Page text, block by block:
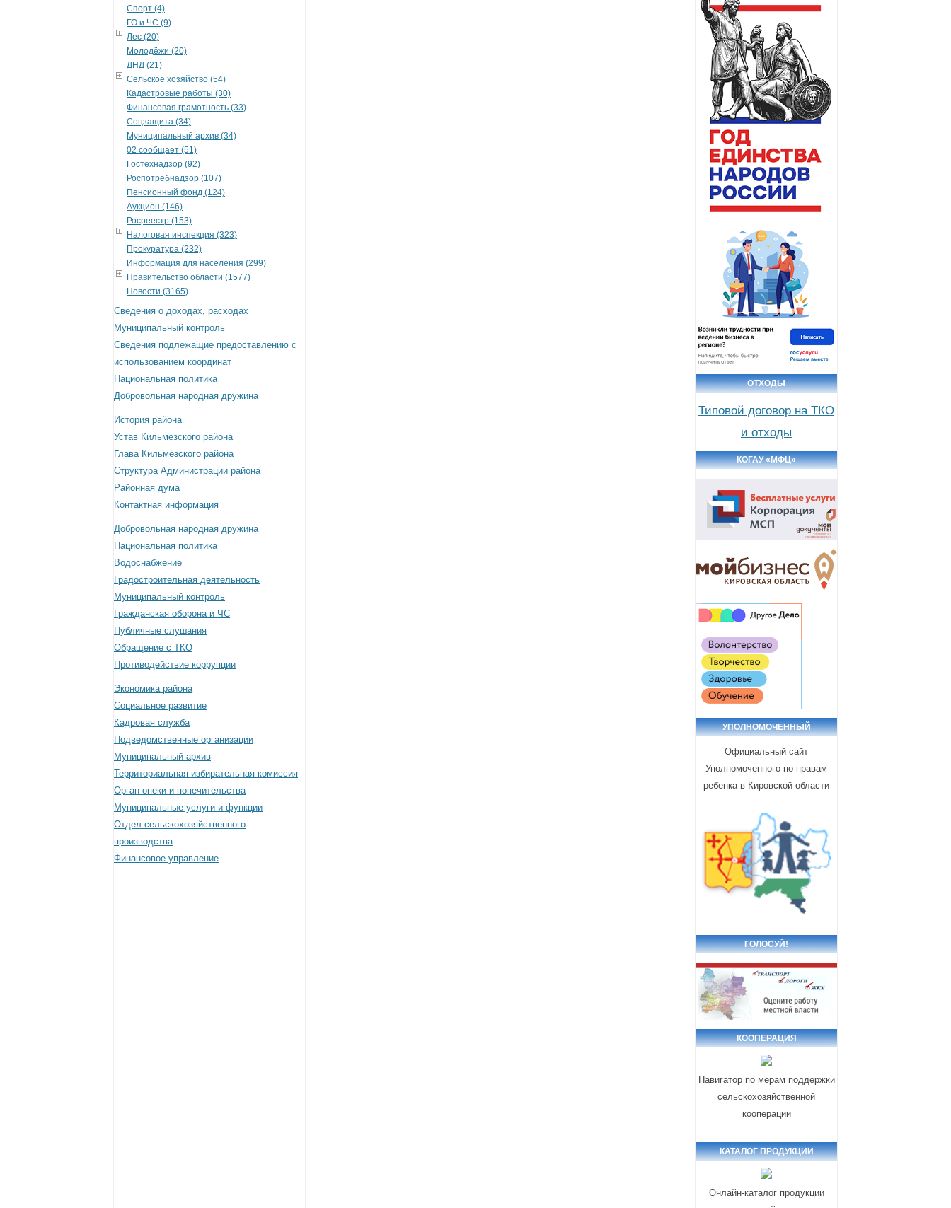
Спорт (4)
ГО и ЧС (9)
Лес (20)
Молодёжи (20)
ДНД (21)
Сельское хозяйство (54)
Кадастровые работы (30)
Финансовая грамотность (33)
Соцзащита (34)
Муниципальный архив (34)
02 сообщает (51)
Гостехнадзор (92)
Роспотребнадзор (107)
Пенсионный фонд (124)
Аукцион (146)
Росреестр (153)
Налоговая инспекция (323)
Прокуратура (232)
Информация для населения (299)
Правительство области (1577)
Новости (3165)
Сведения о доходах, расходах
Муниципальный контроль
Сведения подлежащие предоставлению с
использованием координат
Национальная политика
Добровольная народная дружина
История района
Устав Кильмезского района
Глава Кильмезского района
Структура Администрации района
Районная дума
Контактная информация
Добровольная народная дружина
Национальная политика
Водоснабжение
Градостроительная деятельность
Муниципальный контроль
Гражданская оборона и ЧС
Публичные слушания
Обращение с ТКО
Противодействие коррупции
Экономика района
Социальное развитие
Кадровая служба
Подведомственные организации
Муниципальный архив
Территориальная избирательная комиссия
Орган опеки и попечительства
Муниципальные услуги и функции
Отдел сельскохозяйственного
производства
Финансовое управление
ОТХОДЫ
Типовой договор на ТКО
и отходы
КОГАУ «МФЦ»
УПОЛНОМОЧЕННЫЙ
Официальный сайт
Уполномоченного по правам
ребенка в Кировской области
ГОЛОСУЙ!
КООПЕРАЦИЯ
Навигатор по мерам поддержки
сельскохозяйственной
кооперации
КАТАЛОГ ПРОДУКЦИИ
Онлайн-каталог продукции